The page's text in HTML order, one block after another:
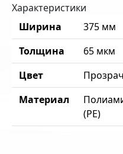
Характеристики
Ширина
375 мм
Толщина
65 мкм
Цвет
Материал
(PE)